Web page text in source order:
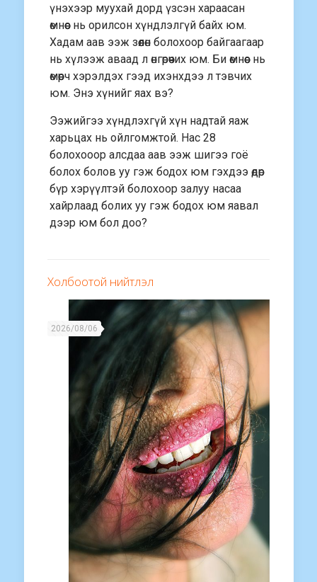
үнэхээр муухай дорд үзсэн хараасан
өмнөөс нь орилсон хүндлэлгүй байх юм.
Хадам аав ээж зөөлөн болохоор байгаагаар
нь хүлээж аваад л өнгөрөөчих юм. Би өмнөөс нь
өмөөрч хэрэлдэх гээд ихэнхдээ л тэвчих
юм. Энэ хүнийг яах вэ?
Ээжийгээ хүндлэхгүй хүн надтай яаж
харьцах нь ойлгомжтой. Нас 28
болохооор алсдаа аав ээж шигээ гоё
болох болов уу гэж бодох юм гэхдээ өдөр
бүр хэрүүлтэй болохоор залуу насаа
хайрлаад болих уу гэж бодох юм яавал
дээр юм бол доо?
Холбоотой нийтлэл
2026/08/06